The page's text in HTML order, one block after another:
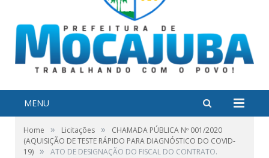
MENU
Home » Licitações »
CHAMADA PÚBLICA Nº 001/2020
(AQUISIÇÃO DE TESTE RÁPIDO PARA DIAGNÓSTICO DO COVID-
19) » ATO DE DESIGNAÇÃO DO FISCAL DO CONTRATO.